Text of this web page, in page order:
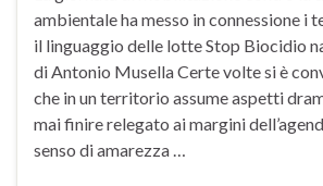
ambientale ha messo in connessione i
il linguaggio delle lotte Stop Biocidio
di Antonio Musella Certe volte si è
che in un territorio assume aspetti
mai finire relegato ai margini
senso di amarezza …